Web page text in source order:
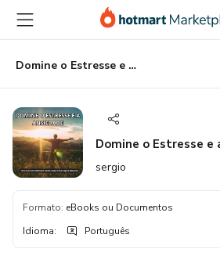
para
conteúdo
principal
para
pagamento
para
rodapé
Domine o Estresse e a Ansiedade
Domine o Estresse e
sergio
Formato: eBooks ou Documentos
Idioma: Português